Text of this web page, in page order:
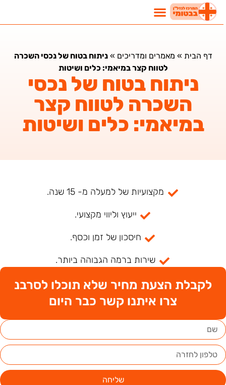
דף הבית»מאמרים ומדריכים»ניתוח בטוח של נכסי השכרה
לטווח קצר במיאמי: כלים ושיטות
ניתוח בטוח של נכסי
השכרה לטווח קצר
במיאמי: כלים ושיטות
מקצועיות של למעלה מ- 15 שנה.
ייעוץ וליווי מקצועי.
חיסכון של זמן וכסף.
שירות ברמה הגבוהה ביותר.
לקבלת הצעת מחיר שלא תוכלו לסרבנ
צרו איתנו קשר כבר היום
שליחה